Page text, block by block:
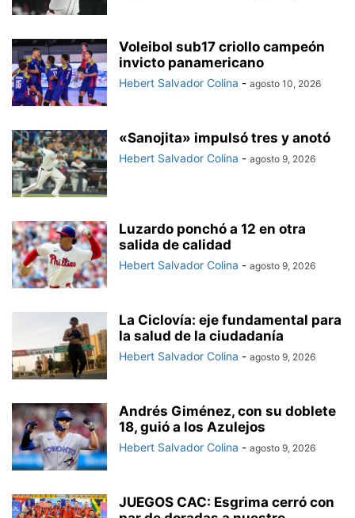
Voleibol sub17 criollo campeón
invicto panamericano
Hebert Salvador Colina - agosto 10, 2026
«Sanojita» impulsó tres y anotó
Hebert Salvador Colina - agosto 9, 2026
Luzardo ponchó a 12 en otra
salida de calidad
Hebert Salvador Colina - agosto 9, 2026
La Ciclovía: eje fundamental para
la salud de la ciudadanía
Hebert Salvador Colina - agosto 9, 2026
Andrés Giménez, con su doblete
18, guió a los Azulejos
Hebert Salvador Colina - agosto 9, 2026
JUEGOS CAC: Esgrima cerró con